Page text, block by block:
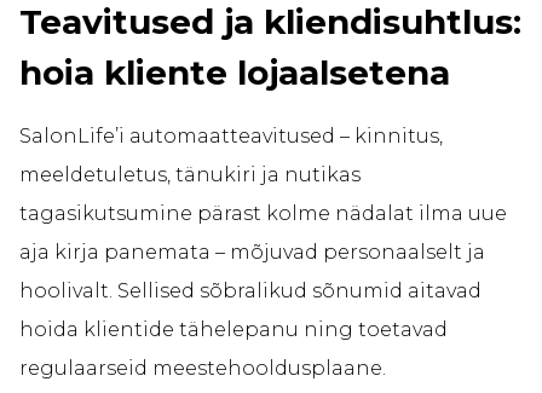
Teavitused ja kliendisuhtlus:
hoia kliente lojaalsetena
SalonLife’i automaatteavitused – kinnitus,
meeldetuletus, tänukiri ja nutikas
tagasikutsumine pärast kolme nädalat ilma uue
aja kirja panemata – mõjuvad personaalselt ja
hoolivalt. Sellised sõbralikud sõnumid aitavad
hoida klientide tähelepanu ning toetavad
regulaarseid meestehooldusplaane.